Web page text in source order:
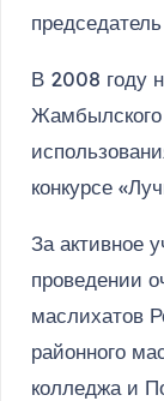
В 2008 году
Жамбылского
конкурсе
За активное
проведении
маслихатов
районного
колледжа и